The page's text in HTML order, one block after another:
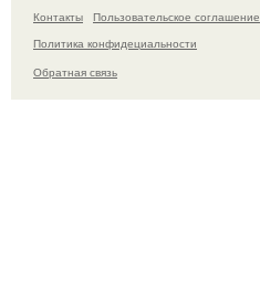
Контакты
Пользовательское соглашение
Политика конфидециальности
Обратная связь